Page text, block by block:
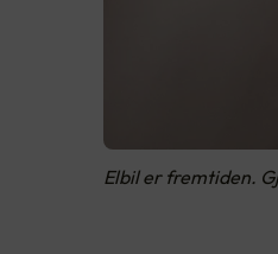
Elbil er fremtiden.